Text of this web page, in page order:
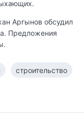
Аргынов обсудил
Предложения
строительство